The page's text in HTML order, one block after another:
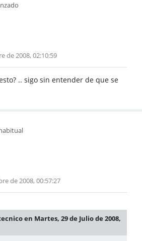
de 2008, 02:10:59
.. sigo sin entender de que se
de 2008, 00:57:27
en Martes, 29 de Julio de 2008,